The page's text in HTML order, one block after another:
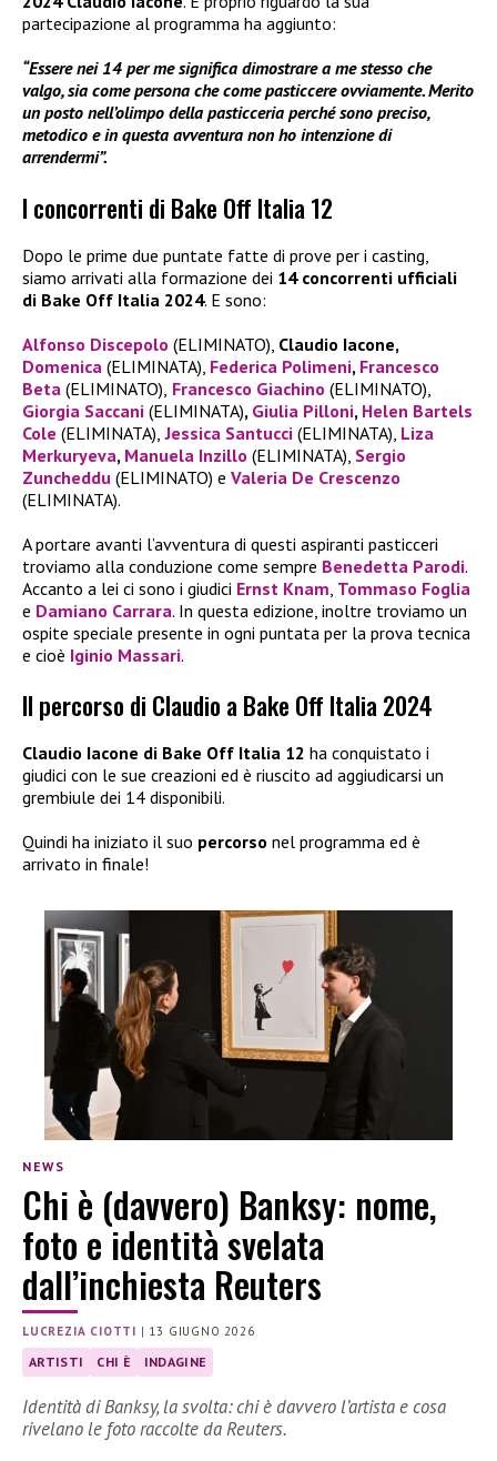
partecipazione al programma ha aggiunto:
“Essere nei 14 per me significa dimostrare a me stesso che
valgo, sia come persona che come pasticcere ovviamente. Merito
un posto nell’olimpo della pasticceria perché sono preciso,
metodico e in questa avventura non ho intenzione di
arrendermi”.
I concorrenti di Bake Off Italia 12
Dopo le prime due puntate fatte di prove per i casting,
siamo arrivati alla formazione dei 14 concorrenti ufficiali
di Bake Off Italia 2024. E sono:
Alfonso Discepolo (ELIMINATO), Claudio Iacone,
Domenica (ELIMINATA), Federica Polimeni, Francesco
Beta (ELIMINATO), Francesco Giachino (ELIMINATO),
Giorgia Saccani (ELIMINATA), Giulia Pilloni, Helen Bartels
Cole (ELIMINATA), Jessica Santucci (ELIMINATA), Liza
Merkuryeva, Manuela Inzillo (ELIMINATA), Sergio
Zuncheddu (ELIMINATO) e Valeria De Crescenzo
(ELIMINATA).
A portare avanti l’avventura di questi aspiranti pasticceri
troviamo alla conduzione come sempre Benedetta Parodi.
Accanto a lei ci sono i giudici Ernst Knam Tommaso Foglia
e Damiano Carrara. In questa edizione, inoltre troviamo un
ospite speciale presente in ogni puntata per la prova tecnica
e cioè Iginio Massari.
Il percorso di Claudio a Bake Off Italia 2024
Claudio Iacone di Bake Off Italia 12 ha conquistato i
giudici con le sue creazioni ed è riuscito ad aggiudicarsi un
grembiule dei 14 disponibili.
Quindi ha iniziato il suo percorso nel programma ed è
arrivato in finale!
NEWS
Chi è (davvero) Banksy: nome,
foto e identità svelata
dall’inchiesta Reuters
LUCREZIA CIOTTI | 13 GIUGNO 2026
ARTISTI CHI È INDAGINE
Identità di Banksy, la svolta: chi è davvero l’artista e cosa
rivelano le foto raccolte da Reuters.